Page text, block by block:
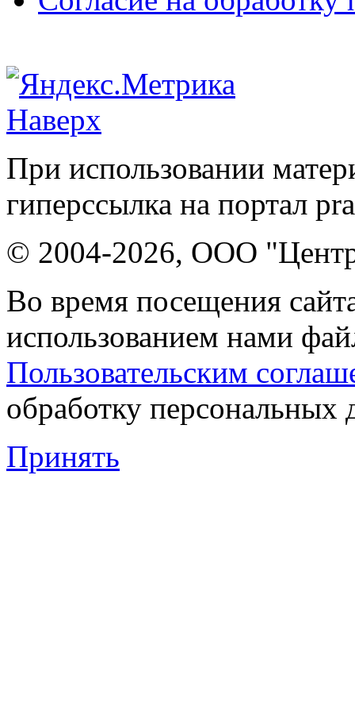
Наверх
При использовании
гиперссылка на портал
© 2004-2026, ООО "Центр
Во время посещения
использованием нами
Пользовательским
обработку персональных
Принять